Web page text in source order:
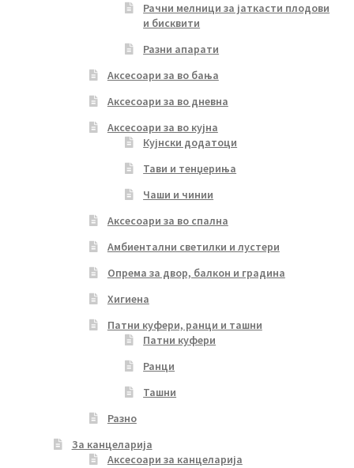
Рачни мелници за јаткасти плодови
и бисквити
Разни апарати
Аксесоари за во бања
Аксесоари за во дневна
Аксесоари за во кујна
Кујнски додатоци
Тави и тенџериња
Чаши и чинии
Аксесоари за во спална
Амбиентални светилки и лустери
Опрема за двор, балкон и градина
Хигиена
Патни куфери, ранци и ташни
Патни куфери
Ранци
Ташни
Разно
За канцеларија
Аксесоари за канцеларија